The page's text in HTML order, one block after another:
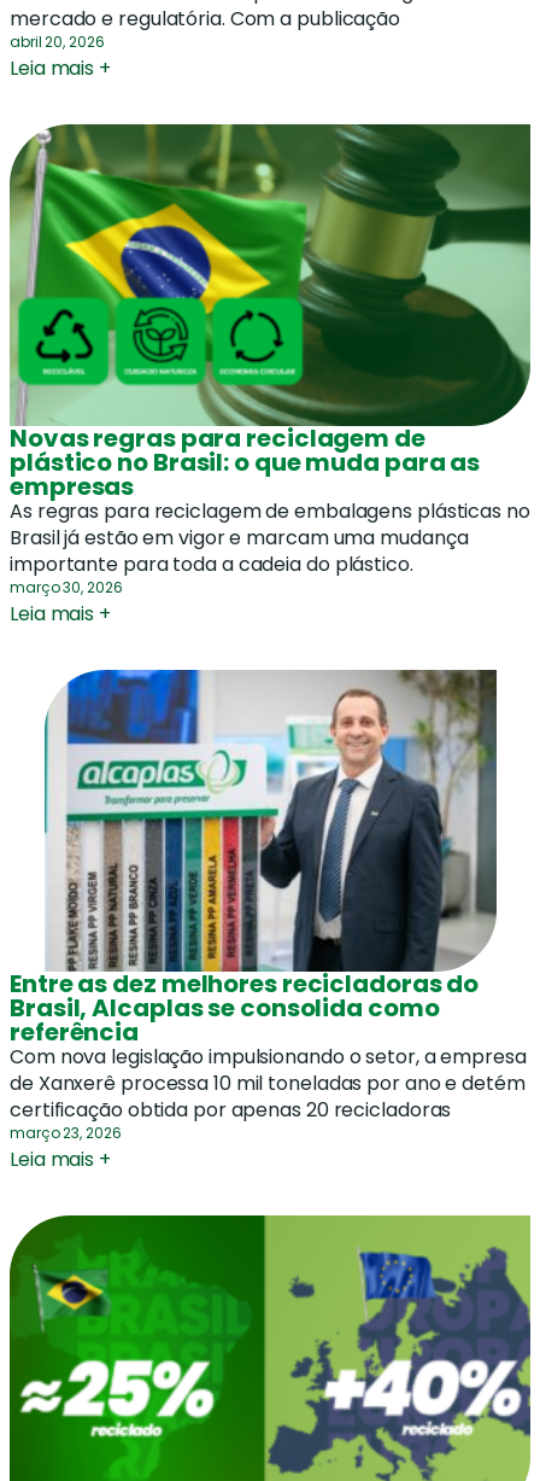
mercado e regulatória. Com a publicação
abril 20, 2026
Leia mais +
Novas regras para reciclagem de
plástico no Brasil: o que muda para as
empresas
As regras para reciclagem de embalagens plásticas no
Brasil já estão em vigor e marcam uma mudança
importante para toda a cadeia do plástico.
março 30, 2026
Leia mais +
Entre as dez melhores recicladoras do
Brasil, Alcaplas se consolida como
referência
Com nova legislação impulsionando o setor, a empresa
de Xanxerê processa 10 mil toneladas por ano e detém
certificação obtida por apenas 20 recicladoras
março 23, 2026
Leia mais +